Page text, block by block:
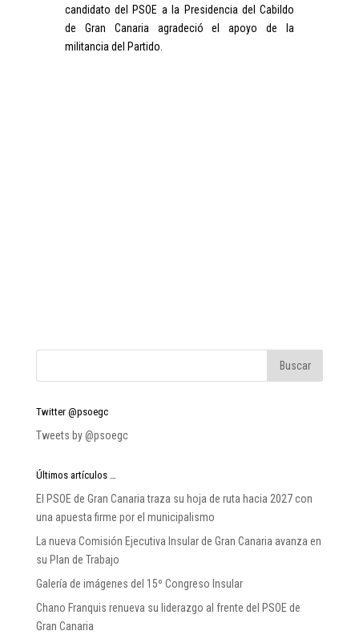
candidato del PSOE a la Presidencia del Cabildo
de Gran Canaria agradeció el apoyo de la
militancia del Partido.
Twitter @psoegc
Tweets by @psoegc
Últimos artículos …
El PSOE de Gran Canaria traza su hoja de ruta hacia 2027 con
una apuesta firme por el municipalismo
La nueva Comisión Ejecutiva Insular de Gran Canaria avanza en
su Plan de Trabajo
Galería de imágenes del 15º Congreso Insular
Chano Franquis renueva su liderazgo al frente del PSOE de
Gran Canaria